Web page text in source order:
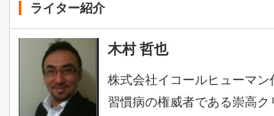
ライター紹介
木村 哲也
株式会社イコールヒューマン
習慣病の権威者である崇高